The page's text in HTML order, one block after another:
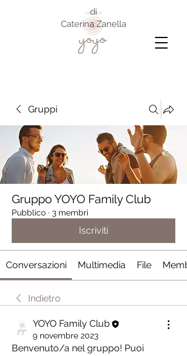
di
Caterina Zanella
Gruppi
Gruppo YOYO Family Club
Pubblico · 3 membri
Iscriviti
Conversazioni Multimedia File
Indietro
YOYO Family Club
9 novembre 2023
Benvenuto/a nel gruppo! Puoi